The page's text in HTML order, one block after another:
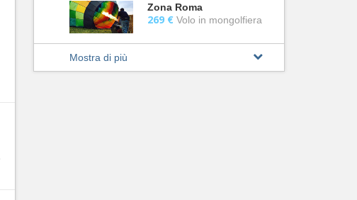
Zona Roma
269 € Volo in mongolfiera
Mostra di più